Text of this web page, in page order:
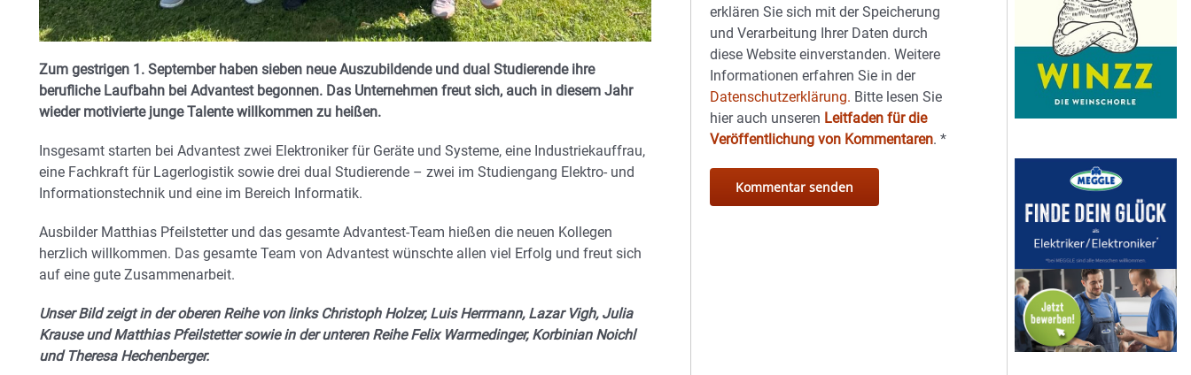
Zum gestrigen 1. September haben sieben neue Auszubildende und dual Studierende ihre
berufliche Laufbahn bei Advantest begonnen. Das Unternehmen freut sich, auch in diesem Jahr
wieder motivierte junge Talente willkommen zu heißen.
Insgesamt starten bei Advantest zwei Elektroniker für Geräte und Systeme, eine Industriekauffrau,
eine Fachkraft für Lagerlogistik sowie drei dual Studierende – zwei im Studiengang Elektro- und
Informationstechnik und eine im Bereich Informatik.
Ausbilder Matthias Pfeilstetter und das gesamte Advantest-Team hießen die neuen Kollegen
herzlich willkommen. Das gesamte Team von Advantest wünschte allen viel Erfolg und freut sich
auf eine gute Zusammenarbeit.
Unser Bild zeigt in der oberen Reihe von links Christoph Holzer, Luis Herrmann, Lazar Vigh, Julia
Krause und Matthias Pfeilstetter sowie in der unteren Reihe Felix Warmedinger, Korbinian Noichl
und Theresa Hechenberger.
erklären Sie sich mit der Speicherung
und Verarbeitung Ihrer Daten durch
diese Website einverstanden. Weitere
Informationen erfahren Sie in der
Datenschutzerklärung. Bitte lesen Sie
hier auch unseren Leitfaden für die
Veröffentlichung von Kommentaren.*